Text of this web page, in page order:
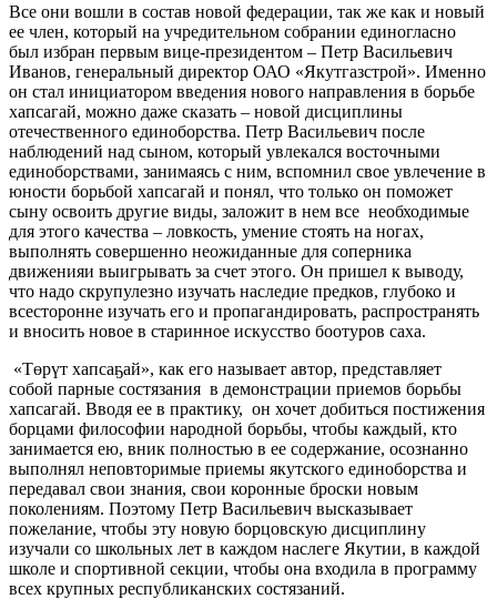
Все они вошли в состав новой федерации, так же как и новый
ее член, который на учредительном собрании единогласно
был избран первым вице-президентом – Петр Васильевич
Иванов, генеральный директор ОАО «Якутгазстрой». Именно
он стал инициатором введения нового направления в борьбе
хапсагай, можно даже сказать – новой дисциплины
отечественного единоборства. Петр Васильевич после
наблюдений над сыном, который увлекался восточными
единоборствами, занимаясь с ним, вспомнил свое увлечение в
юности борьбой хапсагай и понял, что только он поможет
сыну освоить другие виды, заложит в нем все необходимые
для этого качества – ловкость, умение стоять на ногах,
выполнять совершенно неожиданные для соперника
движенияи выигрывать за счет этого. Он пришел к выводу,
что надо скрупулезно изучать наследие предков, глубоко и
всесторонне изучать его и пропагандировать, распространять
и вносить новое в старинное искусство боотуров саха.
«Төрүт хапсаҕай», как его называет автор, представляет
собой парные состязания в демонстрации приемов борьбы
хапсагай. Вводя ее в практику, он хочет добиться постижения
борцами философии народной борьбы, чтобы каждый, кто
занимается ею, вник полностью в ее содержание, осознанно
выполнял неповторимые приемы якутского единоборства и
передавал свои знания, свои коронные броски новым
поколениям. Поэтому Петр Васильевич высказывает
пожелание, чтобы эту новую борцовскую дисциплину
изучали со школьных лет в каждом наслеге Якутии, в каждой
школе и спортивной секции, чтобы она входила в программу
всех крупных республиканских состязаний.